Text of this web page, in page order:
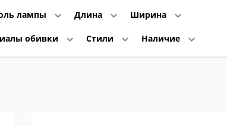
лампы Длина Ширина
обивки Стили Наличие